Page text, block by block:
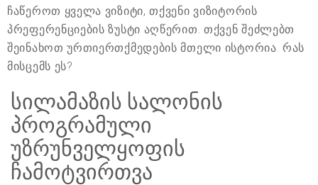
ჩაწეროთ ყველა ვიზიტი, თქვენი ვიზიტორის
პრეფერენციების ზუსტი აღწერით. თქვენ შეძლებთ
შეინახოთ ურთიერთქმედების მთელი ისტორია. რას
მისცემს ეს?
სილამაზის სალონის
პროგრამული
უზრუნველყოფის
ჩამოტვირთვა